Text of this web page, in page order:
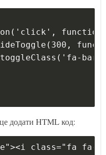
bars
додати HTML код:
class="fa fa-